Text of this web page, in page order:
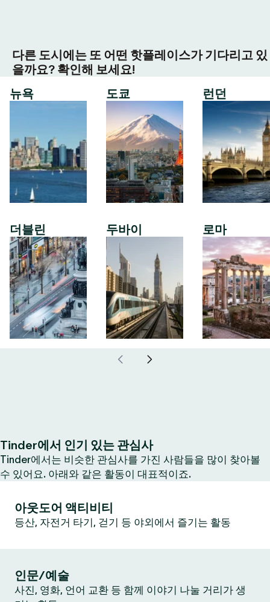
다른 도시에는 또 어떤 핫플레이스가 기다리고 있
을까요? 확인해 보세요!
뉴욕
더블린
도쿄
두바이
런던
로마
Tinder에서 인기 있는 관심사
Tinder에서는 비슷한 관심사를 가진 사람들을 많이 찾아볼
수 있어요. 아래와 같은 활동이 대표적이죠.
아웃도어 액티비티
등산, 자전거 타기, 걷기 등 야외에서 즐기는 활동
인문/예술
사진, 영화, 언어 교환 등 함께 이야기 나눌 거리가 생